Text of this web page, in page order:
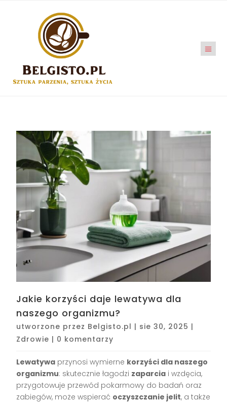
Jakie korzyści daje lewatywa dla
naszego organizmu?
utworzone przez Belgisto.pl | sie 30, 2025 |
Zdrowie | 0 komentarzy
Lewatywa przynosi wymierne korzyści dla naszego
organizmu: skutecznie łagodzi zaparcia i wzdęcia,
przygotowuje przewód pokarmowy do badań oraz
zabiegów, może wspierać oczyszczanie jelit, a także